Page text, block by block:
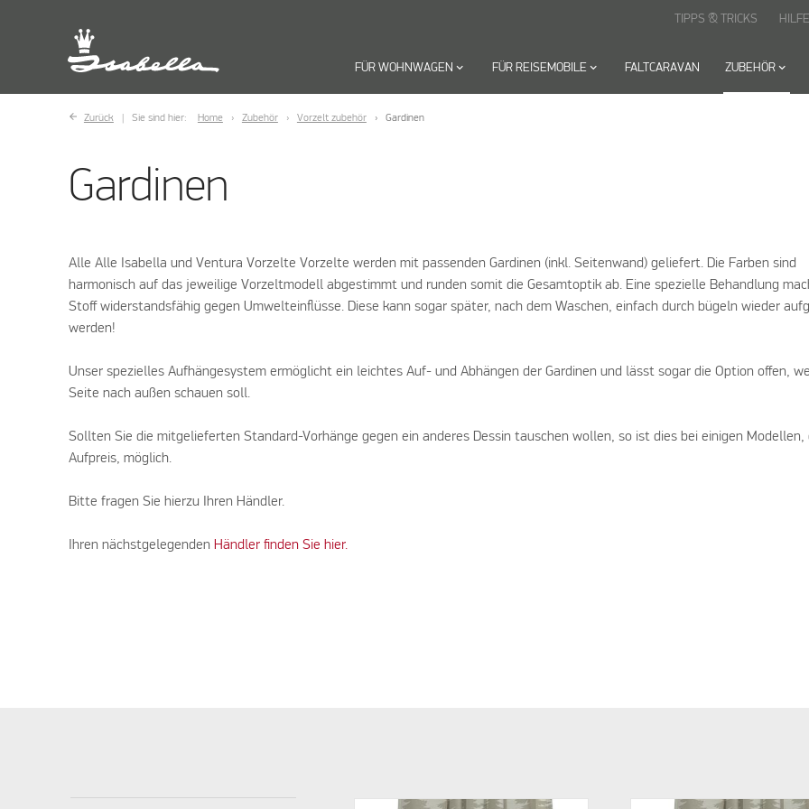
FÜR WOHNWAGEN keyboard_arrow_down FÜR REISEMOBILE keyboard_arrow_down FALTCARAVAN ZUBEHÖR keyboard_arrow_down
TIPPS & TRICKS HILFE
Zurück Sie sind hier: Home Zubehör Vorzelt zubehör Gardinen
Gardinen
Alle Alle Isabella und Ventura Vorzelte Vorzelte werden mit passenden Gardinen (inkl. Seitenwand) geliefert. Die Farben sind
harmonisch auf das jeweilige Vorzeltmodell abgestimmt und runden somit die Gesamtoptik ab. Eine spezielle Behandlung
Stoff widerstandsfähig gegen Umwelteinflüsse. Diese kann sogar später, nach dem Waschen, einfach durch bügeln wieder
werden!
Unser spezielles Aufhängesystem ermöglicht ein leichtes Auf- und Abhängen der Gardinen und lässt sogar die Option offen,
Seite nach außen schauen soll.
Sollten Sie die mitgelieferten Standard-Vorhänge gegen ein anderes Dessin tauschen wollen, so ist dies bei einigen Modellen,
Aufpreis, möglich.
Bitte fragen Sie hierzu Ihren Händler.
Ihren nächstgelegenden Händler finden Sie hier.